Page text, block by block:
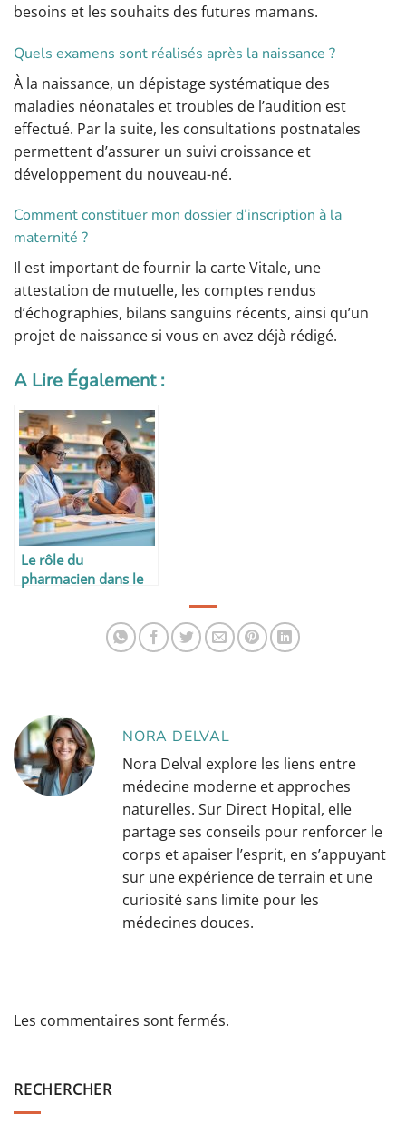
besoins et les souhaits des futures mamans.
Quels examens sont réalisés après la naissance ?
À la naissance, un dépistage systématique des
maladies néonatales et troubles de l’audition est
effectué. Par la suite, les consultations postnatales
permettent d’assurer un suivi croissance et
développement du nouveau-né.
Comment constituer mon dossier d’inscription à la
maternité ?
Il est important de fournir la carte Vitale, une
attestation de mutuelle, les comptes rendus
d’échographies, bilans sanguins récents, ainsi qu’un
projet de naissance si vous en avez déjà rédigé.
A Lire Également :
Le rôle du
pharmacien dans le
NORA DELVAL
Nora Delval explore les liens entre
médecine moderne et approches
naturelles. Sur Direct Hopital, elle
partage ses conseils pour renforcer le
corps et apaiser l’esprit, en s’appuyant
sur une expérience de terrain et une
curiosité sans limite pour les
médecines douces.
Les commentaires sont fermés.
RECHERCHER